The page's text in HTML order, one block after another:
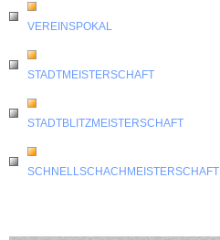
VEREINSPOKAL
STADTMEISTERSCHAFT
STADTBLITZMEISTERSCHAFT
SCHNELLSCHACHMEISTERSCHAFT